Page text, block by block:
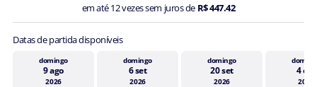
em até 12 vezes sem juros de R$ 447.42
Datas de partida disponíveis
domingo
9 ago
2026
domingo
6 set
2026
domingo
20 set
2026
4 out
2026